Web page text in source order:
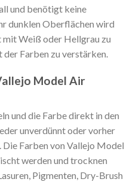
und benötigt keine
dunklen Oberflächen wird
Weiß oder Hellgrau zu
Farben zu verstärken.
Model Air
und die Farbe direkt in den
unverdünnt oder vorher
Farben von Vallejo Model
werden und trocknen
Pigmenten, Dry-Brush